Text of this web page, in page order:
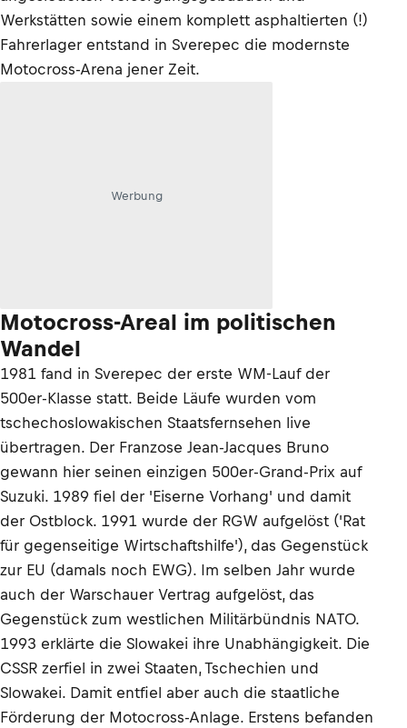
Werkstätten sowie einem komplett asphaltierten (!)
Fahrerlager entstand in Sverepec die modernste
Motocross-Arena jener Zeit.
Werbung
Motocross-Areal im politischen
Wandel
1981 fand in Sverepec der erste WM-Lauf der
500er-Klasse statt. Beide Läufe wurden vom
tschechoslowakischen Staatsfernsehen live
übertragen. Der Franzose Jean-Jacques Bruno
gewann hier seinen einzigen 500er-Grand-Prix auf
Suzuki. 1989 fiel der 'Eiserne Vorhang' und damit
der Ostblock. 1991 wurde der RGW aufgelöst ('Rat
für gegenseitige Wirtschaftshilfe'), das Gegenstück
zur EU (damals noch EWG). Im selben Jahr wurde
auch der Warschauer Vertrag aufgelöst, das
Gegenstück zum westlichen Militärbündnis NATO.
1993 erklärte die Slowakei ihre Unabhängigkeit. Die
CSSR zerfiel in zwei Staaten, Tschechien und
Slowakei. Damit entfiel aber auch die staatliche
Förderung der Motocross-Anlage. Erstens befanden